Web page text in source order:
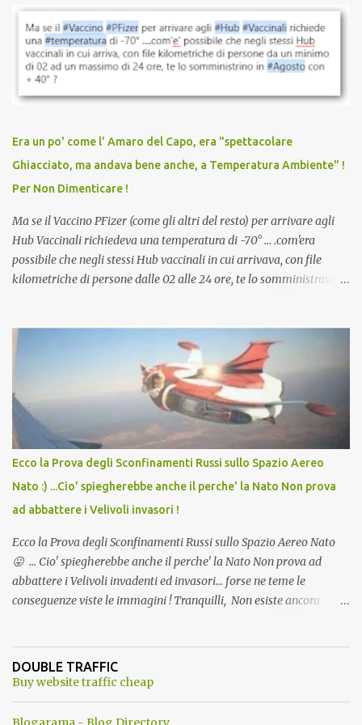
vaccinazione. Non avevamo mai sentito parlare di ricompense,
sconti, incentivi per vaccinarsi. Non avevamo mai visto
discriminazioni per coloro che non l’hanno fatto. Se non sei stato
vaccinato, nessuno aveva prima cercato di farti sentire una
persona cattiva. Non avevamo mai visto un vaccino che minacci le
scuola. Non avevamo mai visto un vaccino che permettesse a un
dodicenne di ignorare il consenso dei genitori. Dopo tutti i vaccini
che abbiamo elencato sopra...
Era un po' come l' Amaro del Capo, era "spettacolare
Ghiacciato, ma andava bene anche, a Temperatura Ambiente" !
Per Non Dimenticare !
Ma se il Vaccino PFizer (come gli altri del resto) per arrivare agli
Hub Vaccinali richiedeva una temperatura di -70° ... .com'era
possibile che negli stessi Hub vaccinali in cui arrivava, con file
kilometriche di persone dalle 02 alle 24 ore, te lo somministravano
Vaccino come: l' Amaro del Capo, era "spettacolare Ghiacciato, ma
andava bene anche, a Temperatura Ambiente"! Riproponiamo
l'articolo per NON Dimenticare!
Ecco la Prova degli Sconfinamenti Russi sullo Spazio Aereo
Nato :) ...Cio' spiegherebbe anche il perche' la Nato Non prova
ad abbattere i Velivoli invasori !
Ecco la Prova degli Sconfinamenti Russi sullo Spazio Aereo Nato
😛 ... Cio' spiegherebbe anche il perche' la Nato Non prova ad
abbattere i Velivoli invadenti ed invasori... forse ne teme le
conseguenze viste le immagini ! Tranquilli, Non esiste ancora
una guerra mondiale che difficilmente da menti sane, potrebbe
DOUBLE TRAFFIC
Buy website traffic cheap